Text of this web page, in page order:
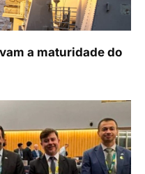
a maturidade do